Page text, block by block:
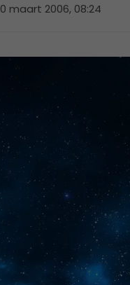
maart 2006, 08:24